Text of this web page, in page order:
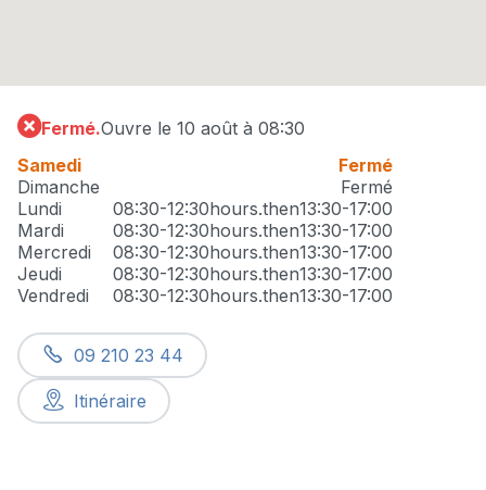
Fermé.Ouvre le 10 août à 08:30
Samedi
Fermé
Dimanche
Fermé
Lundi
08:30-12:30hours.then13:30-17:00
Mardi
08:30-12:30hours.then13:30-17:00
Mercredi
08:30-12:30hours.then13:30-17:00
Jeudi
08:30-12:30hours.then13:30-17:00
Vendredi
08:30-12:30hours.then13:30-17:00
09 210 23 44
Itinéraire